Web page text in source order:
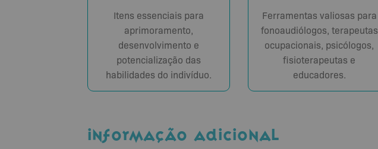
Itens essenciais para
aprimoramento,
desenvolvimento e
potencialização das
habilidades do indivíduo.
Ferramentas valiosas para
fonoaudiólogos, terapeutas
ocupacionais, psicólogos,
fisioterapeutas e
educadores.
INFORMAÇÃO ADICIONAL